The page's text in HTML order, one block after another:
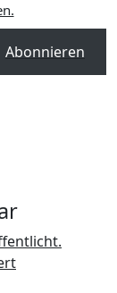
Abonnieren